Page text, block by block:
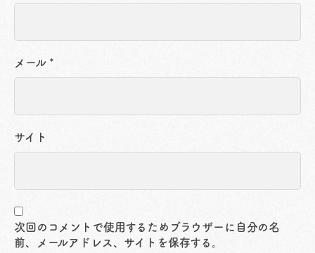
メール *
サイト
次回のコメントで使用するためブラウザーに自分の名
前、メールアドレス、サイトを保存する。